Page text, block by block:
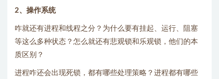
2、操作系统
咋就还有进程和线程之分？为什么要有挂起、运行、阻塞
等这么多种状态？怎么就还有悲观锁和乐观锁，他们的本
质区别？
进程咋还会出现死锁，都有哪些处理策略？进程都有哪些